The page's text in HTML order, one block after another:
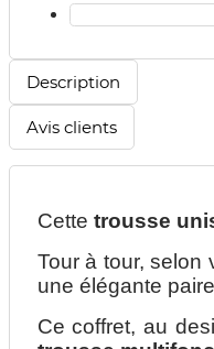
Description
Avis clients
Cette trousse
Tour à tour, selon
une élégante
Ce coffret, au